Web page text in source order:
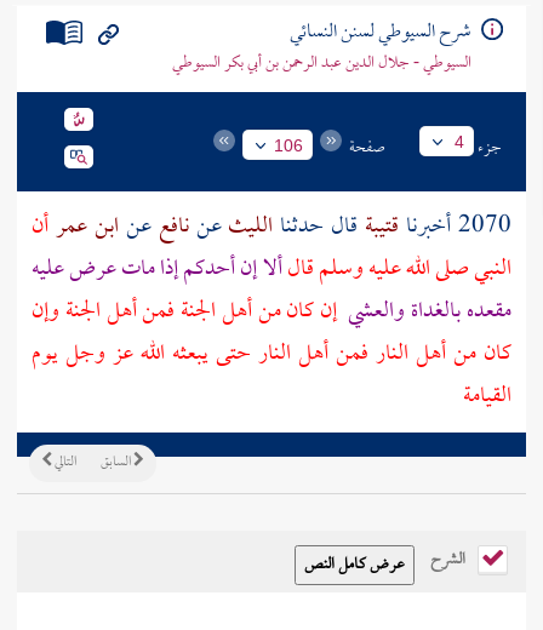
شرح السيوطي لسنن النسائي
السيوطي - جلال الدين عبد الرحمن بن أبي بكر السيوطي
جزء 4 صفحة 106
2070 أخبرنا قتيبة قال حدثنا الليثعننافععنابن عمرأن
النبي صلى الله عليه وسلم قالألا إن أحدكم إذا مات عرض عليه
مقعده بالغداة والعشي إن كان من أهل الجنة فمن أهل الجنة وإن
كان من أهل النار فمن أهل النار حتى يبعثه الله عز وجل يوم
القيامة
التالي السابق
الشرح